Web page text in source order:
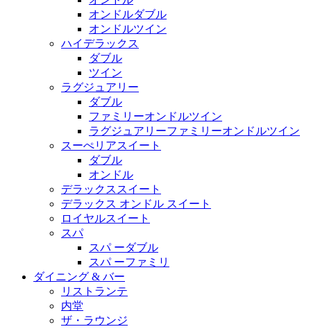
オンドルダブル
オンドルツイン
ハイデラックス
ダブル
ツイン
ラグジュアリー
ダブル
ファミリーオンドルツイン
ラグジュアリーファミリーオンドルツイン
スーぺリアスイート
ダブル
オンドル
デラックススイート
デラックス オンドル スイート
ロイヤルスイート
スパ
スパ ーダブル
スパ ーファミリ
ダイニング & バー
リストランテ
内堂
ザ・ラウンジ